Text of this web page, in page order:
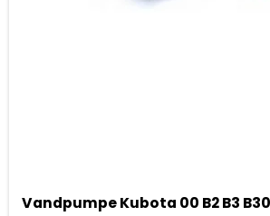
Vandpumpe Kubota 00 B2 B3 B30